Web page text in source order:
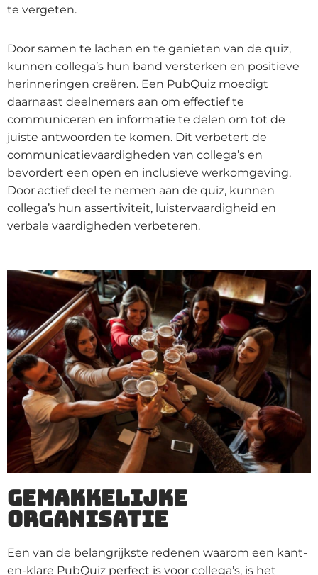
te vergeten.
Door samen te lachen en te genieten van de quiz,
kunnen collega’s hun band versterken en positieve
herinneringen creëren. Een PubQuiz moedigt
daarnaast deelnemers aan om effectief te
communiceren en informatie te delen om tot de
juiste antwoorden te komen. Dit verbetert de
communicatievaardigheden van collega’s en
bevordert een open en inclusieve werkomgeving.
Door actief deel te nemen aan de quiz, kunnen
collega’s hun assertiviteit, luistervaardigheid en
verbale vaardigheden verbeteren.
Gemakkelijke
organisatie
Een van de belangrijkste redenen waarom een kant-
en-klare PubQuiz perfect is voor collega’s, is het